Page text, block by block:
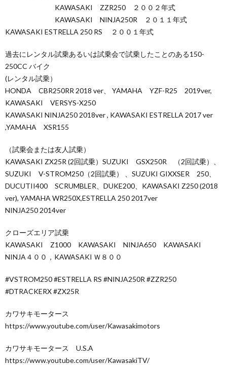
KAWASAKI ZZR250 ２００２年式
KAWASAKI NINJA250R ２０１１年式
KAWASAKI ESTRELLA 250 RS ２００１年式
過去にレンタル試乗あるいは試乗会で試乗したことのある150-
250CC バイク
(レンタル試乗）
HONDA CBR250RR 2018 ver、 YAMAHA YZF-R25 2019ver,
KAWASAKI VERSYS-X250
KAWASAKI NINJA250 2018ver , KAWASAKI ESTRELLA 2017 ver
,YAMAHA XSR155
（試乗会または友人試乗）
KAWASAKI ZX25R (2回試乗）SUZUKI GSX250R （2回試乗）、
SUZUKI V-STROM250（2回試乗） 、SUZUKI GIXXSER 250、
DUCUTII400 SCRUMBLER、DUKE200、KAWASAKI Z250 (2018
ver), YAMAHA WR250X,ESTRELLA 250 2017ver
NINJA250 2014ver
クローズエリア試乗
KAWASAKI Z1000 KAWASAKI NINJA650 KAWASAKI
NINJA４００，KAWASAKI Ｗ８００
#VSTROM250 #ESTRELLA RS #NINJA250R #ZZR250
#DTRACKERX #ZX25R
カワサキモータース
https://www.youtube.com/user/Kawasakimotors
カワサキモータース U.S.A
https://www.youtube.com/user/KawasakiTV/